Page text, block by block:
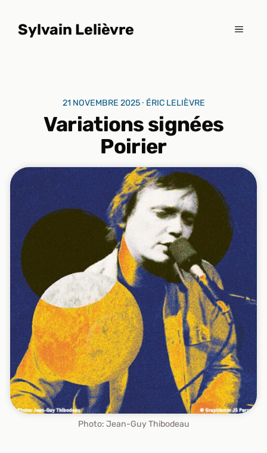
contenuSylvain Lelièvre MENU
Variations signées
Poirier
21 NOVEMBRE 2025 ⸱ ÉRIC LELIÈVRE
Photo: Jean-Guy Thibodeau